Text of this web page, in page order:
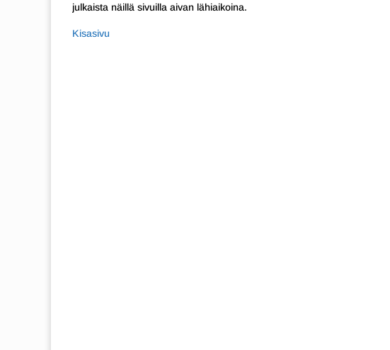
julkaista näillä sivuilla aivan lähiaikoina.
Kisasivu